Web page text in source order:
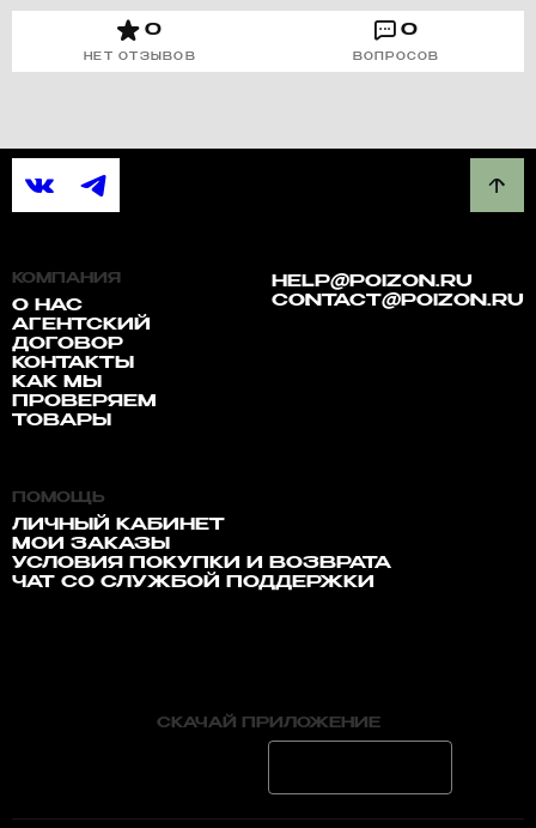
0
НЕТ ОТЗЫВОВ
0
ВОПРОСОВ
КОМПАНИЯ
О НАС
АГЕНТСКИЙ
ДОГОВОР
КОНТАКТЫ
КАК МЫ
ПРОВЕРЯЕМ
ТОВАРЫ
HELP@POIZON.RU
CONTACT@POIZON.RU
ПОМОЩЬ
ЛИЧНЫЙ КАБИНЕТ
МОИ ЗАКАЗЫ
УСЛОВИЯ ПОКУПКИ И ВОЗВРАТА
ЧАТ СО СЛУЖБОЙ ПОДДЕРЖКИ
СКАЧАЙ ПРИЛОЖЕНИЕ